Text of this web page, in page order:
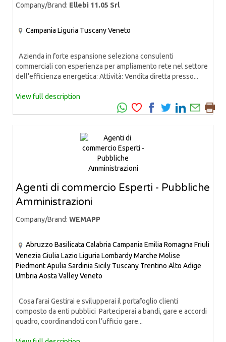
Company/Brand: Ellebi 11.05 Srl
Campania Liguria TuscanyVeneto
Azienda in forte espansione seleziona consulenti
commerciali con esperienza per ampliamento rete nel settore
dell'efficienza energetica: Attività: Vendita diretta presso...
View full description
Agenti di commercio Esperti - Pubbliche
Amministrazioni
Company/Brand: WEMAPP
Abruzzo Basilicata Calabria Campania Emilia Romagna Friuli
Venezia Giulia Lazio Liguria LombardyMarche Molise
PiedmontApulia Sardinia Sicily Tuscany Trentino Alto Adige
Umbria Aosta ValleyVeneto
Cosa farai Gestirai e svilupperai il portafoglio clienti
composto da enti pubblici Parteciperai a bandi, gare e accordi
quadro, coordinandoti con l’ufficio gare...